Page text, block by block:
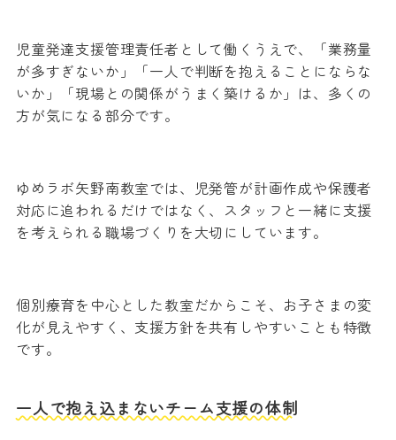
児童発達支援管理責任者として働くうえで、「業務量
が多すぎないか」「一人で判断を抱えることにならな
いか」「現場との関係がうまく築けるか」は、多くの
方が気になる部分です。
ゆめラボ矢野南教室では、児発管が計画作成や保護者
対応に追われるだけではなく、スタッフと一緒に支援
を考えられる職場づくりを大切にしています。
個別療育を中心とした教室だからこそ、お子さまの変
化が見えやすく、支援方針を共有しやすいことも特徴
です。
一人で抱え込まないチーム支援の体制